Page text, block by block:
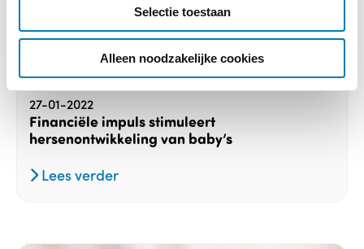
Selectie toestaan
Alleen noodzakelijke cookies
Baby
27-01-2022
Financiële impuls stimuleert
hersenontwikkeling van baby’s
Lees verder